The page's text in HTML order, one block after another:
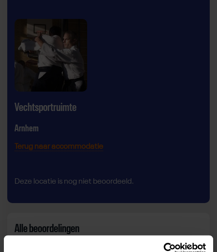
Vechtsportruimte
Arnhem
Terug naar accommodatie
Deze locatie is nog niet beoordeeld.
Alle beoordelingen